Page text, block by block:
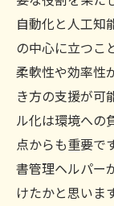
自動化と人工知
の中心に立つこ
柔軟性や効率性
き方の支援が可
ル化は環境への
点からも重要で
書管理ヘルパー
けたかと思いま